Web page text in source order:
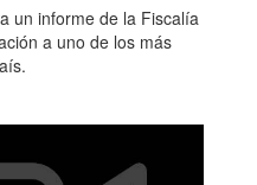
un informe de la Fiscalía
a uno de los más